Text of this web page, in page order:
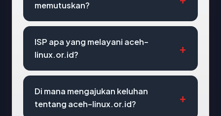
memutuskan?
ISP apa yang melayani aceh-
linux.or.id?
Di mana mengajukan keluhan
tentang aceh-linux.or.id?